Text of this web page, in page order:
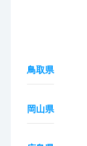
鳥取県
岡山県